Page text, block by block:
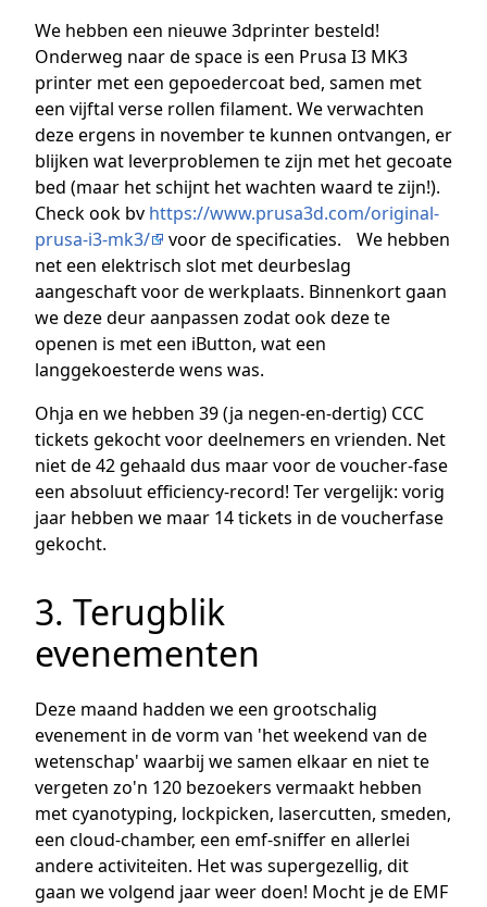
We hebben een nieuwe 3dprinter besteld!
Onderweg naar de space is een Prusa I3 MK3
printer met een gepoedercoat bed, samen met
een vijftal verse rollen filament. We verwachten
deze ergens in november te kunnen ontvangen, er
blijken wat leverproblemen te zijn met het gecoate
bed (maar het schijnt het wachten waard te zijn!).
Check ook bv https://www.prusa3d.com/original-
prusa-i3-mk3/
voor de specificaties. We hebben
net een elektrisch slot met deurbeslag
aangeschaft voor de werkplaats. Binnenkort gaan
we deze deur aanpassen zodat ook deze te
openen is met een iButton, wat een
langgekoesterde wens was.
Ohja en we hebben 39 (ja negen-en-dertig) CCC
tickets gekocht voor deelnemers en vrienden. Net
niet de 42 gehaald dus maar voor de voucher-fase
een absoluut efficiency-record! Ter vergelijk: vorig
jaar hebben we maar 14 tickets in de voucherfase
gekocht.
3. Terugblik
evenementen
Deze maand hadden we een grootschalig
evenement in de vorm van 'het weekend van de
wetenschap' waarbij we samen elkaar en niet te
vergeten zo'n 120 bezoekers vermaakt hebben
met cyanotyping, lockpicken, lasercutten, smeden,
een cloud-chamber, een emf-sniffer en allerlei
andere activiteiten. Het was supergezellig, dit
gaan we volgend jaar weer doen! Mocht je de EMF